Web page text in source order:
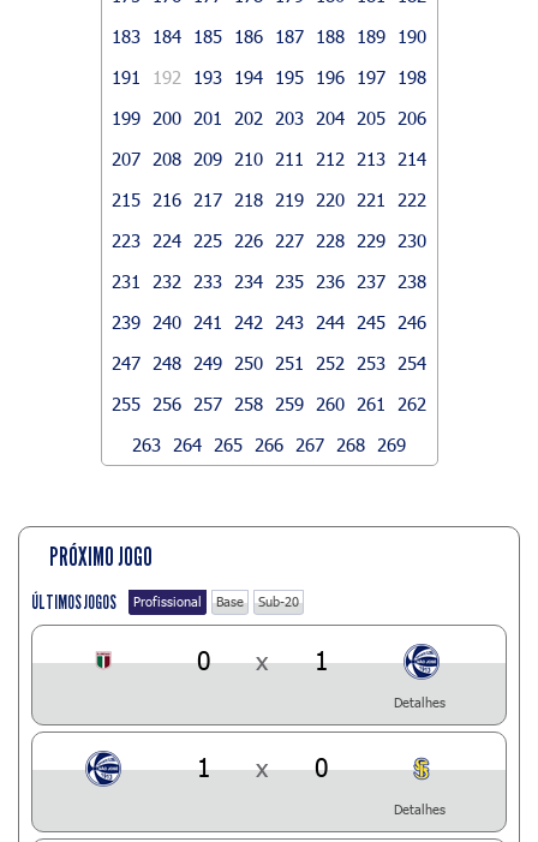
183
184 185 186 187 188 189
190
191
192 193 194 195 196 197
198
199
200 201 202 203 204 205
206
207
208 209 210 211 212 213
214
215
216 217 218 219 220 221
222
223
224 225 226 227 228 229
230
231
232 233 234 235 236 237
238
239
240 241 242 243 244 245
246
247
248 249 250 251 252 253
254
255
256 257 258 259 260 261
262
263
264 265 266 267 268 269
PRÓXIMO JOGO
ÚLTIMOS JOGOS Profissional Base Sub-20
0 x 1
Detalhes
1 x 0
Detalhes